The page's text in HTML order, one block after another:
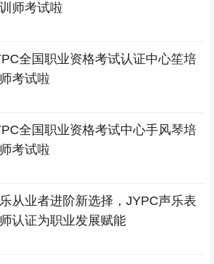
师考试啦
全国职业资格考试认证中心笙培
考试啦
全国职业资格考试中心手风琴培
考试啦
从业者进阶新选择，JYPC声乐表
认证为职业发展赋能